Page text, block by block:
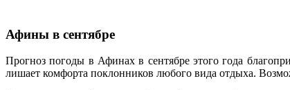
Афины в сентябре
Прогноз погоды в Афинах в сентябре этого года
лишает комфорта поклонников любого вида отдыха.